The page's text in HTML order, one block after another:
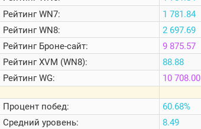
Теlegram
ВК
Портал
Мира
РейтингWN7:
РейтингWN8:
РейтингБроне-сайт:
РейтингXVM (WN8):
РейтингWG:
Процент побед:
Средний уровень:
1 781.84
2 697.69
9 875.57
88.88
10 708.00
60.68%
8.49